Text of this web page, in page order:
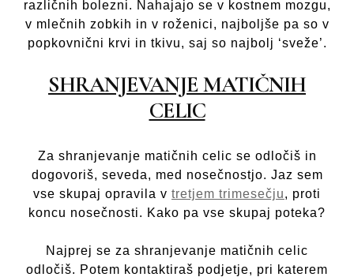
različnih bolezni. Nahajajo se v kostnem mozgu,
v mlečnih zobkih in v roženici, najboljše pa so v
popkovnični krvi in tkivu, saj so najbolj ‘sveže’.
SHRANJEVANJE MATIČNIH
CELIC
Za shranjevanje matičnih celic se odločiš in
dogovoriš, seveda, med nosečnostjo. Jaz sem
vse skupaj opravila v tretjem trimesečju, proti
koncu nosečnosti. Kako pa vse skupaj poteka?
Najprej se za shranjevanje matičnih celic
odločiš. Potem kontaktiraš podjetje, pri katerem